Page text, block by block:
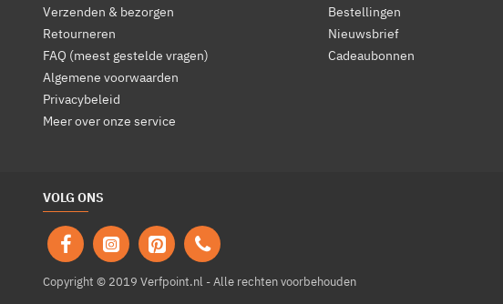
Verzenden & bezorgen
Retourneren
FAQ (meest gestelde vragen)
Algemene voorwaarden
Privacybeleid
Meer over onze service
Bestellingen
Nieuwsbrief
Cadeaubonnen
VOLG ONS
Copyright © 2019 Verfpoint.nl - Alle rechten voorbehouden